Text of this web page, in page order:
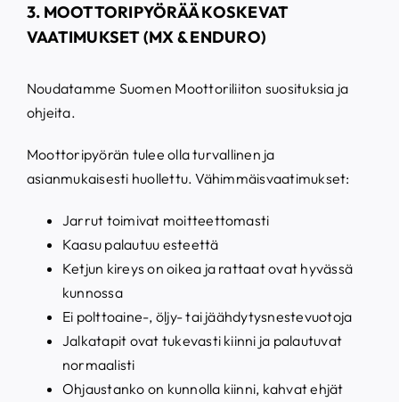
3. MOOTTORIPYÖRÄÄ KOSKEVAT
VAATIMUKSET (MX & ENDURO)
Noudatamme Suomen Moottoriliiton suosituksia ja
ohjeita.
Moottoripyörän tulee olla turvallinen ja
asianmukaisesti huollettu. Vähimmäisvaatimukset:
Jarrut toimivat moitteettomasti
Kaasu palautuu esteettä
Ketjun kireys on oikea ja rattaat ovat hyvässä
kunnossa
Ei polttoaine-, öljy- tai jäähdytysnestevuotoja
Jalkatapit ovat tukevasti kiinni ja palautuvat
normaalisti
Ohjaustanko on kunnolla kiinni, kahvat ehjät